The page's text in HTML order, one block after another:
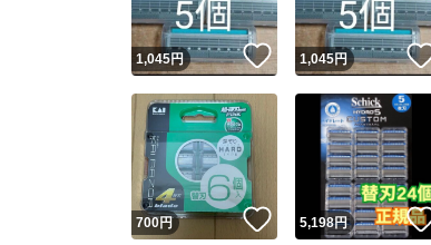
1,045円 いいね！
1,045円
700円 いいね！
5,198円